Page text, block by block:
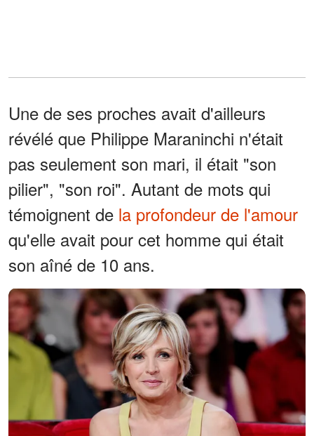
Une de ses proches avait d'ailleurs
révélé que Philippe Maraninchi n'était
pas seulement son mari, il était "son
pilier", "son roi". Autant de mots qui
témoignent de la profondeur de l'amour
qu'elle avait pour cet homme qui était
son aîné de 10 ans.